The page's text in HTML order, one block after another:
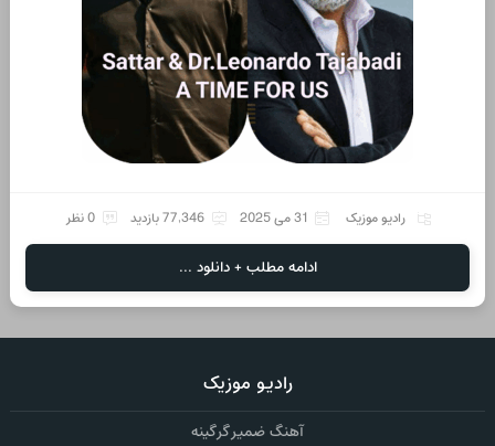
رادیو موزیک 31 می 2025 77,346 بازدید 0 نظر
ادامه مطلب + دانلود ...
رادیو موزیک
آهنگ ضمیر گرگینه